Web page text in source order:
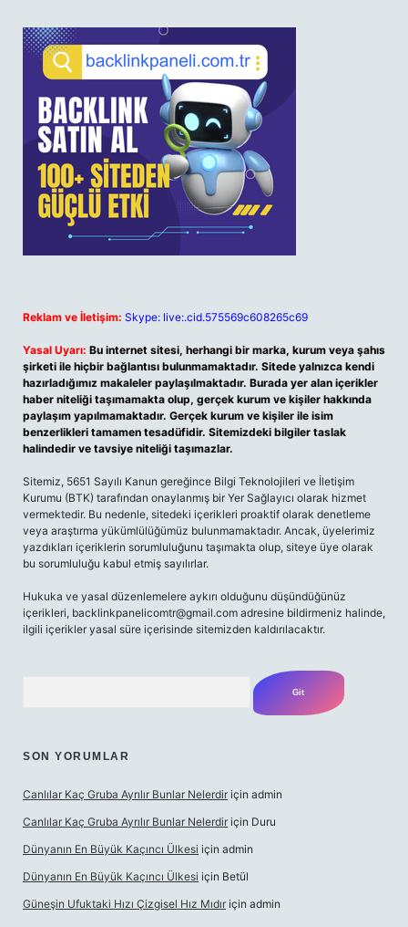
Reklam ve İletişim: Skype: live:.cid.575569c608265c69
Yasal Uyarı: Bu internet sitesi, herhangi bir marka, kurum veya şahıs
şirketi ile hiçbir bağlantısı bulunmamaktadır. Sitede yalnızca kendi
hazırladığımız makaleler paylaşılmaktadır. Burada yer alan içerikler
haber niteliği taşımamakta olup, gerçek kurum ve kişiler hakkında
paylaşım yapılmamaktadır. Gerçek kurum ve kişiler ile isim
benzerlikleri tamamen tesadüfidir. Sitemizdeki bilgiler taslak
halindedir ve tavsiye niteliği taşımazlar.
Sitemiz, 5651 Sayılı Kanun gereğince Bilgi Teknolojileri ve İletişim
Kurumu (BTK) tarafından onaylanmış bir Yer Sağlayıcı olarak hizmet
vermektedir. Bu nedenle, sitedeki içerikleri proaktif olarak denetleme
veya araştırma yükümlülüğümüz bulunmamaktadır. Ancak, üyelerimiz
yazdıkları içeriklerin sorumluluğunu taşımakta olup, siteye üye olarak
bu sorumluluğu kabul etmiş sayılırlar.
Hukuka ve yasal düzenlemelere aykırı olduğunu düşündüğünüz
içerikleri, backlinkpanelicomtr@gmail.com adresine bildirmeniz halinde,
ilgili içerikler yasal süre içerisinde sitemizden kaldırılacaktır.
SON YORUMLAR
Canlılar Kaç Gruba Ayrılır Bunlar Nelerdir için admin
Canlılar Kaç Gruba Ayrılır Bunlar Nelerdir için Duru
Dünyanın En Büyük Kaçıncı Ülkesi için admin
Dünyanın En Büyük Kaçıncı Ülkesi için Betül
Güneşin Ufuktaki Hızı Çizgisel Hız Mıdır için admin